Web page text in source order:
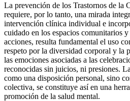
La prevención de los Trastornos de la
requiere, por lo tanto, una mirada
intervención clínica individual e
cuidado en los espacios comunitarios
acciones, resulta fundamental el uso
respeto por la diversidad corporal y la
las emociones asociadas a las
reconocidas sin juicios, ni presiones.
como una disposición personal, sino
colectiva, se constituye así en una
promoción de la salud mental.